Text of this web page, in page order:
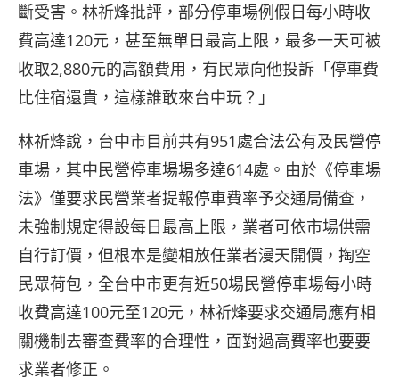
斷受害。林祈烽批評，部分停車場例假日每小時收
費高達120元，甚至無單日最高上限，最多一天可被
收取2,880元的高額費用，有民眾向他投訴「停車費
比住宿還貴，這樣誰敢來台中玩？」
林祈烽說，台中市目前共有951處合法公有及民營停
車場，其中民營停車場場多達614處。由於《停車場
法》僅要求民營業者提報停車費率予交通局備查，
未強制規定得設每日最高上限，業者可依市場供需
自行訂價，但根本是變相放任業者漫天開價，掏空
民眾荷包，全台中市更有近50場民營停車場每小時
收費高達100元至120元，林祈烽要求交通局應有相
關機制去審查費率的合理性，面對過高費率也要要
求業者修正。